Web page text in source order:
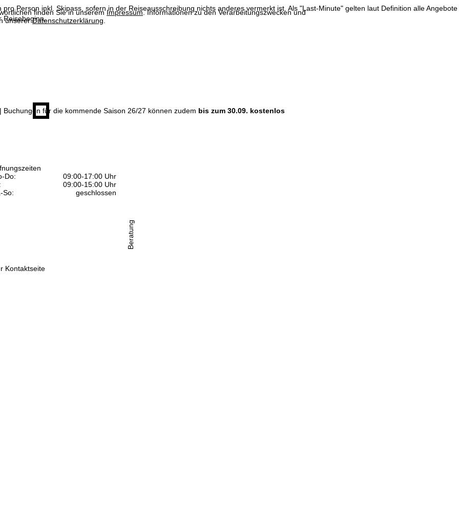
finden Sie in unseremImpressum. Informationen zu den Verarbeitungszwecken und
unsererDatenschutzerklärung
Do:
09:00-17:00 Uhr
09:00-15:00 Uhr
So:
geschlossen
Kontaktseite
Beratung
pro Person inkl. Skipass, sofern in der Reiseausschreibung nichts anderes vermerkt ist. Als "Last-Minute" gelten laut Definition alle Angebote
Reisebeginn.
für die kommende Saison 26/27 können zudem bis zum 30.09. kostenlos